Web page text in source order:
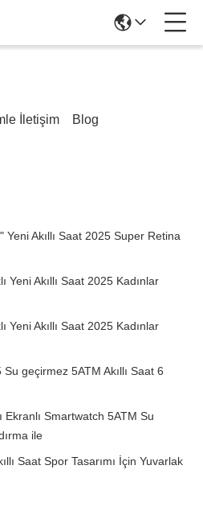
İletişim Blog
Akıllı Saat 2025 Super Retina
Yeni Akıllı Saat 2025 Kadınlar
Yeni Akıllı Saat 2025 Kadınlar
Su geçirmez 5ATM Akıllı Saat 6
Ekranlı Smartwatch 5ATM Su
ile
Saat Spor Tasarımı İçin Yuvarlak